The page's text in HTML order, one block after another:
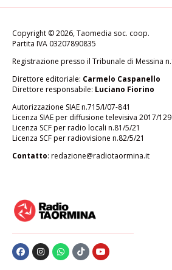
Copyright © 2026, Taomedia soc. coop.
Partita IVA 03207890835
Registrazione presso il Tribunale di Messina
Direttore editoriale: Carmelo Caspanello
Direttore responsabile: Luciano Fiorino
Autorizzazione SIAE n.715/I/07-841
Licenza SIAE per diffusione televisiva 2017/129
Licenza SCF per radio locali n.81/5/21
Licenza SCF per radiovisione n.82/5/21
Contatto: redazione@radiotaormina.it